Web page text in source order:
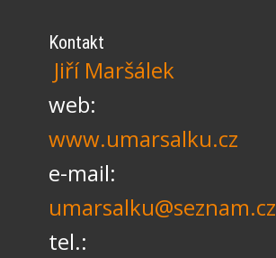
Kontakt
Jiří Maršálek
web:
www.umarsalku.cz
e-mail:
umarsalku@seznam.cz
tel.: